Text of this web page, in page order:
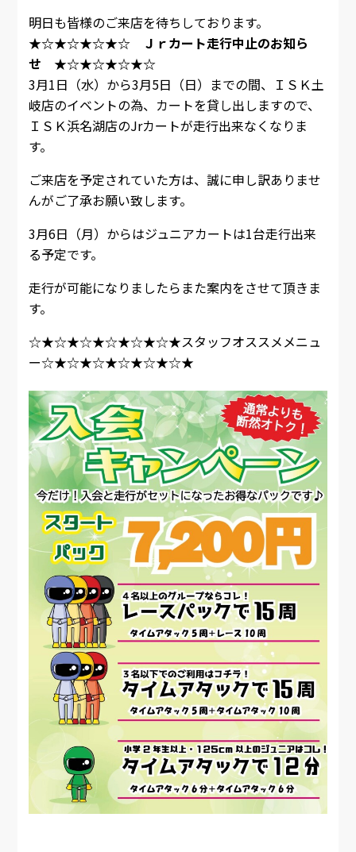
明日も皆様のご来店を待ちしております。
★☆★☆★☆★☆ Ｊｒカート走行中止のお知ら
せ ★☆★☆★☆★☆
3月1日（水）から3月5日（日）までの間、ＩＳＫ土
岐店のイベントの為、カートを貸し出しますので、
ＩＳＫ浜名湖店のJrカートが走行出来なくなりま
す。
ご来店を予定されていた方は、誠に申し訳ありませ
んがご了承お願い致します。
3月6日（月）からはジュニアカートは1台走行出来
る予定です。
走行が可能になりましたらまた案内をさせて頂きま
す。
☆★☆★☆★☆★☆★☆★スタッフオススメメニュ
ー☆★☆★☆★☆★☆★☆★